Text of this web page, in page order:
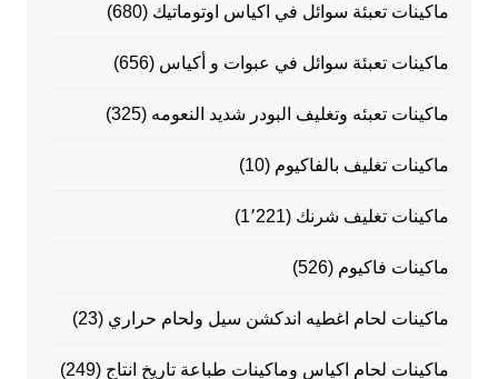
ماكينات تعبئة سوائل في اكياس اوتوماتيك (680)
ماكينات تعبئة سوائل في عبوات و أكياس (656)
ماكينات تعبئه وتغليف البودر شديد النعومه (325)
ماكينات تغليف بالفاكيوم (10)
ماكينات تغليف شرنك (1٬221)
ماكينات فاكيوم (526)
ماكينات لحام اغطيه اندكشن سيل ولحام حراري (23)
ماكينات لحام اكياس وماكينات طباعة تاريخ انتاج (249)